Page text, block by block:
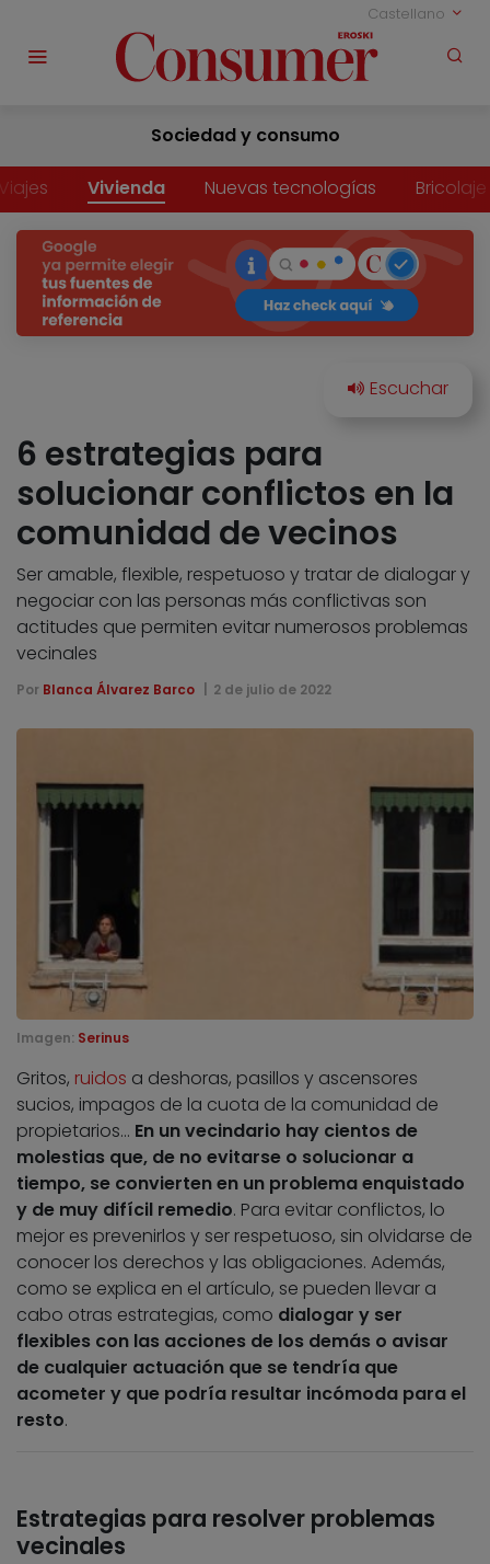
Castellano
Sociedad y consumo
Vivienda Nuevas tecnologías Bricolaje
6 estrategias para
solucionar conflictos en la
comunidad de vecinos
Ser amable, flexible, respetuoso y tratar de dialogar y
negociar con las personas más conflictivas son
actitudes que permiten evitar numerosos problemas
vecinales
Por Blanca Álvarez Barco 2 de julio de 2022
Imagen: Serinus
Gritos, ruidos a deshoras, pasillos y ascensores
sucios, impagos de la cuota de la comunidad de
propietarios… En un vecindario hay cientos de
molestias que, de no evitarse o solucionar a
tiempo, se convierten en un problema enquistado
y de muy difícil remedio. Para evitar conflictos, lo
mejor es prevenirlos y ser respetuoso, sin olvidarse de
conocer los derechos y las obligaciones. Además,
como se explica en el artículo, se pueden llevar a
cabo otras estrategias, como dialogar y ser
flexibles con las acciones de los demás o avisar
de cualquier actuación que se tendría que
acometer y que podría resultar incómoda para el
resto.
Estrategias para resolver problemas
vecinales